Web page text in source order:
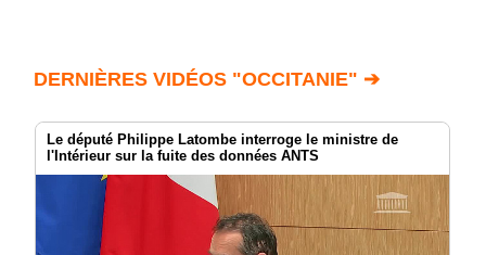
DERNIÈRES VIDÉOS "OCCITANIE" ➔
Le député Philippe Latombe interroge le ministre de
l'Intérieur sur la fuite des données ANTS